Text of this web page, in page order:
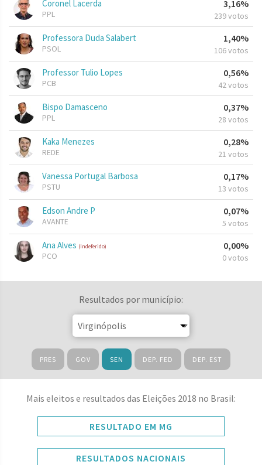
Coronel Lacerda
PPL
3,16%
239 votos
Professora Duda Salabert
PSOL
1,40%
106 votos
Professor Tulio Lopes
PCB
0,56%
42 votos
Bispo Damasceno
PPL
0,37%
28 votos
Kaka Menezes
REDE
0,28%
21 votos
Vanessa Portugal Barbosa
PSTU
0,17%
13 votos
Edson Andre P
AVANTE
0,07%
5 votos
Ana Alves (Indeferido)
PCO
0,00%
0 votos
Resultados por município:
PRES GOV SEN DEP. FED DEP. EST
Mais eleitos e resultados das Eleições 2018 no Brasil:
RESULTADO EM MG
RESULTADOS NACIONAIS